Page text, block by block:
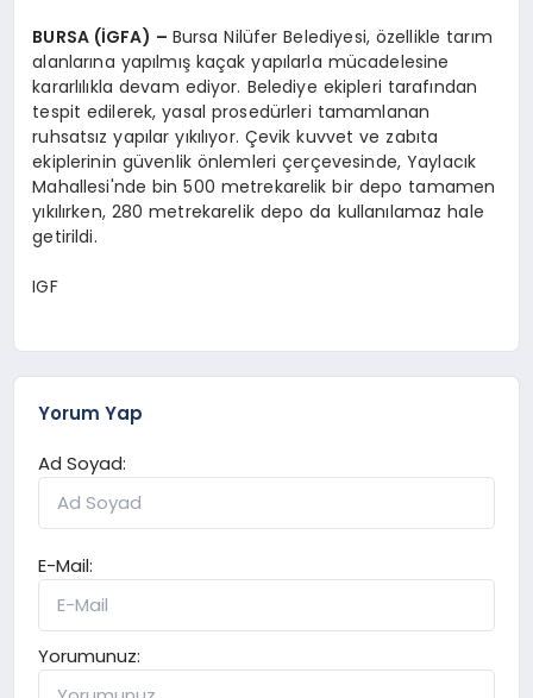
BURSA (İGFA) – Bursa Nilüfer Belediyesi, özellikle tarım
alanlarına yapılmış kaçak yapılarla mücadelesine
kararlılıkla devam ediyor. Belediye ekipleri tarafından
tespit edilerek, yasal prosedürleri tamamlanan
ruhsatsız yapılar yıkılıyor. Çevik kuvvet ve zabıta
ekiplerinin güvenlik önlemleri çerçevesinde, Yaylacık
Mahallesi'nde bin 500 metrekarelik bir depo tamamen
yıkılırken, 280 metrekarelik depo da kullanılamaz hale
getirildi.
IGF
Yorum Yap
Ad Soyad:
E-Mail:
Yorumunuz: